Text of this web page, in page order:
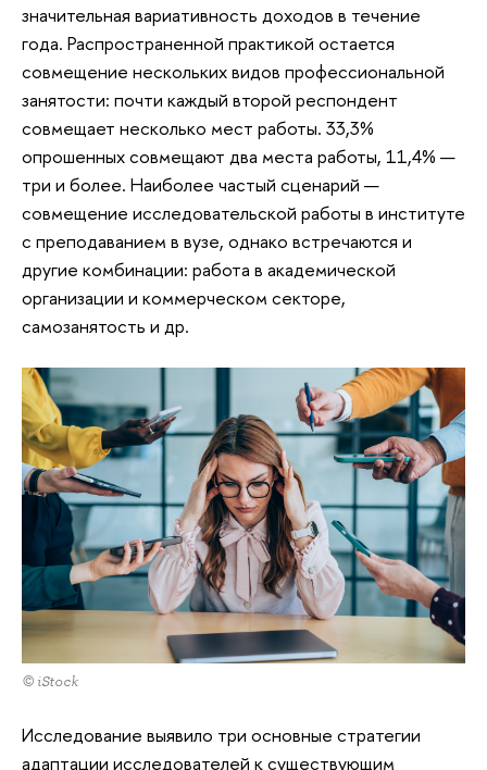
значительная вариативность доходов в течение
года. Распространенной практикой остается
совмещение нескольких видов профессиональной
занятости: почти каждый второй респондент
совмещает несколько мест работы. 33,3%
опрошенных совмещают два места работы, 11,4% —
три и более. Наиболее частый сценарий —
совмещение исследовательской работы в институте
с преподаванием в вузе, однако встречаются и
другие комбинации: работа в академической
организации и коммерческом секторе,
самозанятость и др.
© iStock
Исследование выявило три основные стратегии
адаптации исследователей к существующим